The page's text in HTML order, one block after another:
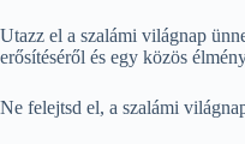
Utazz el a szalámi világnap
erősítéséről és egy közös
Ne felejtsd el, a szalámi